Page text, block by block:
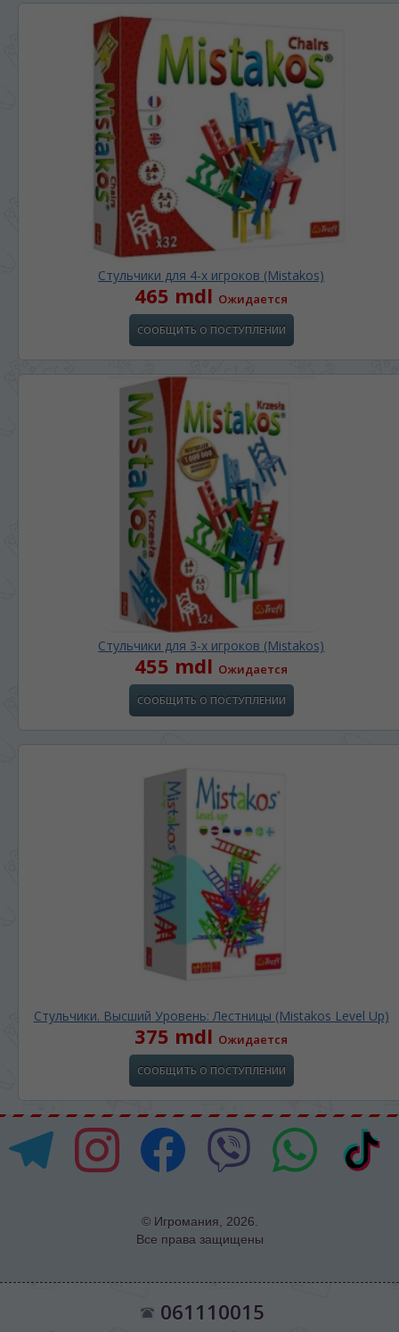
Стульчики для 4-х игроков (Міstakos)
465 mdl Ожидается
СООБЩИТЬ О ПОСТУПЛЕНИИ
Стульчики для 3-х игроков (Міstakos)
455 mdl Ожидается
СООБЩИТЬ О ПОСТУПЛЕНИИ
Стульчики. Высший Уровень: Лестницы (Mistakos Level Up)
375 mdl Ожидается
СООБЩИТЬ О ПОСТУПЛЕНИИ
© Игромания, 2026.
Все права защищены
061110015